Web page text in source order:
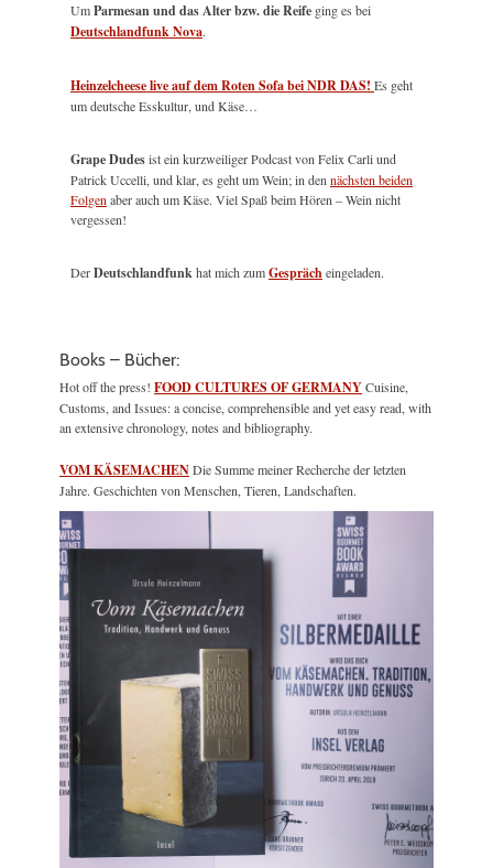
UmParmesan und das Alter bzw. die Reife ging es bei
Deutschlandfunk Nova.
Heinzelcheese live auf dem Roten Sofa bei NDR DAS! Es geht
um deutsche Esskultur, und Käse…
Grape Dudesist ein kurzweiliger Podcast von Felix Carli und
Patrick Uccelli, und klar, es geht um Wein; in dennächsten beiden
Folgenaber auch um Käse. Viel Spaß beim Hören – Wein nicht
vergessen!
DerDeutschlandfunkhat mich zumGesprächeingeladen.
Books – Bücher:
Hot off the press! FOOD CULTURES OF GERMANYCuisine,
Customs, and Issues: a concise, comprehensible and yet easy read, with
an extensive chronology, notes and bibliography.
VOM KÄSEMACHENDie Summe meiner Recherche der letzten
Jahre. Geschichten von Menschen, Tieren, Landschaften.